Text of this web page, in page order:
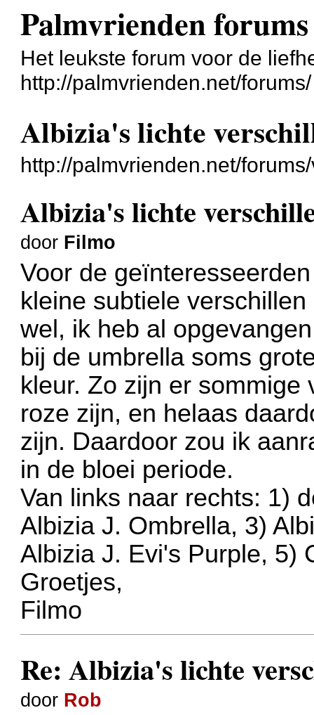
Palmvrienden forums
Het leukste forum voor de
http://palmvrienden.net/forums/
Albizia's lichte
http://palmvrienden.net/
Albizia's lichte
door Filmo
Voor de
kleine subtiele
wel, ik heb al
bij de umbrella soms
kleur. Zo zijn er
roze zijn, en helaas
zijn. Daardoor zou ik
in de bloei periode.
Van links naar rechts: 1)
Albizia J. Ombrella, 3)
Albizia J. Evi's Purple, 5)
Groetjes,
Filmo
Re: Albizia's lichte
door Rob